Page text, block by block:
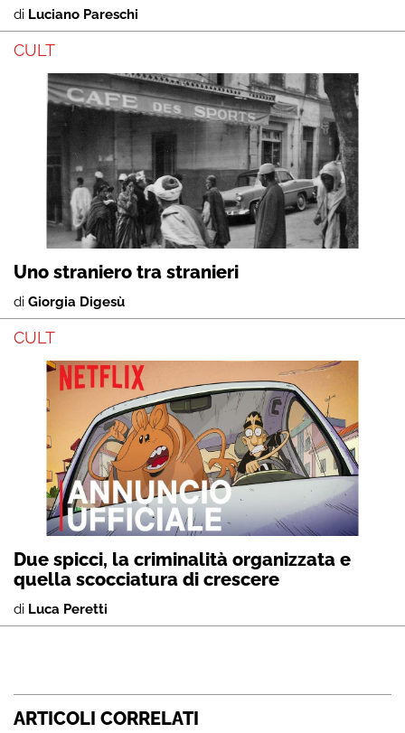
di Luciano Pareschi
CULT
Uno straniero tra stranieri
di Giorgia Digesù
CULT
Due spicci, la criminalità organizzata e
quella scocciatura di crescere
di Luca Peretti
ARTICOLI CORRELATI